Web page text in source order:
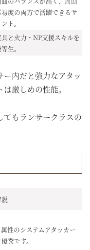
易度の両方で活躍できるサ
ト。
と火力・NP支援スキルを
生。
内だと強力なアタッ
厳しめの性能。
てもランサークラスの
属性のシステムアタッカー
秀です。